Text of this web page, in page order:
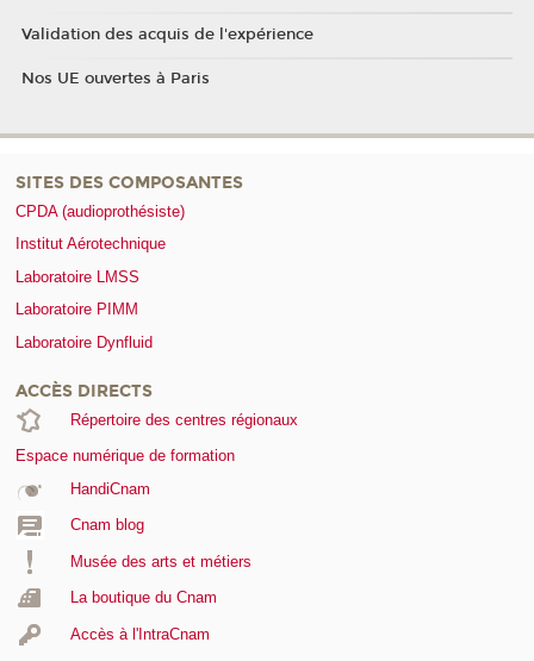
Validation des acquis de l'expérience
Nos UE ouvertes à Paris
SITES DES COMPOSANTES
CPDA (audioprothésiste)
Institut Aérotechnique
Laboratoire LMSS
Laboratoire PIMM
Laboratoire Dynfluid
ACCÈS DIRECTS
Répertoire des centres régionaux
Espace numérique de formation
HandiCnam
Cnam blog
Musée des arts et métiers
La boutique du Cnam
Accès à l'IntraCnam